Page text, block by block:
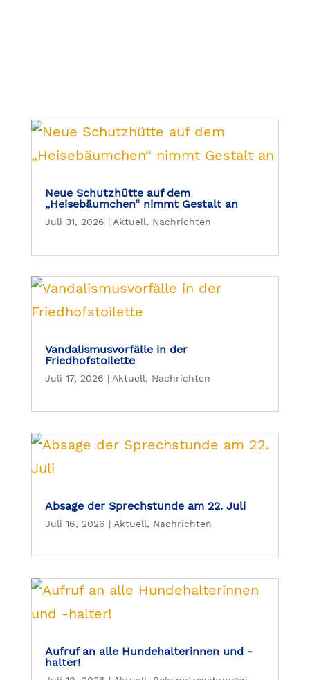
Neue Schutzhütte auf dem
„Heisebäumchen“ nimmt Gestalt an
Juli 31, 2026 | Aktuell, Nachrichten
Vandalismusvorfälle in der
Friedhofstoilette
Juli 17, 2026 | Aktuell, Nachrichten
Absage der Sprechstunde am 22. Juli
Juli 16, 2026 | Aktuell, Nachrichten
Aufruf an alle Hundehalterinnen und -
halter!